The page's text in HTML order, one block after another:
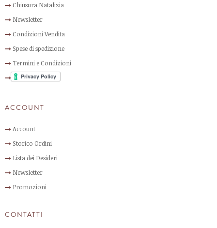
Chiusura Natalizia
Newsletter
Condizioni Vendita
Spese di spedizione
Termini e Condizioni
ACCOUNT
Account
Storico Ordini
Lista dei Desideri
Newsletter
Promozioni
CONTATTI